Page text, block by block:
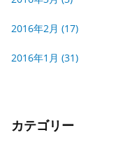
2016年2月 (17)
2016年1月 (31)
カテゴリー